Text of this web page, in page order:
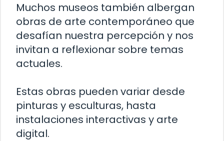
Muchos museos también albergan
obras de arte contemporáneo que
desafían nuestra percepción y nos
invitan a reflexionar sobre temas
actuales.
Estas obras pueden variar desde
pinturas y esculturas, hasta
instalaciones interactivas y arte
digital.